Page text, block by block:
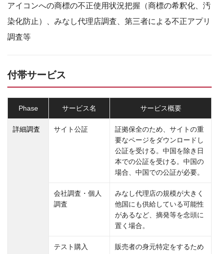
アイコンへの商標の不正使用状況把握（商標の希釈化、汚
染化防止）、みなし代理店調査、第三者による不正アプリ
調査等
付帯サービス
Phase サービス名 サービス概要
詳細調査 サイト公証
証拠保全のため、サイトの重
要なページをダウンロードし
公証を受ける。中国を除き日
本での公証を受ける。中国の
場合、中国での公証が必要。
会社調査・個人
調査
みなし代理店の規模が大きく
他国にも供給している可能性
があるなど、摘発等を念頭に
置く場合。
テスト購入
販売者の身元特定をするため